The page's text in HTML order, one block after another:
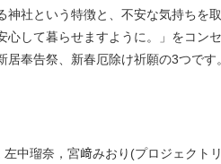
社という特徴と、不安な気持ちを
心して暮らせますように。」をコン
居奉告祭、新春厄除け祈願の3つで
中瑠奈，宮﨑みおり(プロジェクト